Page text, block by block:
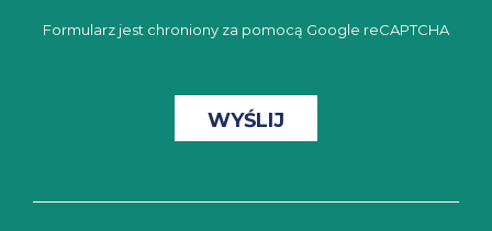
Formularz jest chroniony za pomocą Google reCAPTCHA